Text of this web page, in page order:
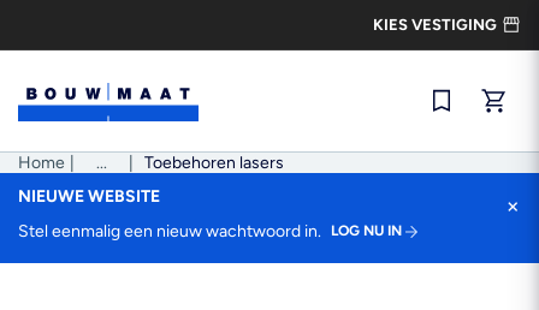
inhoud
KIES VESTIGING
Snel
Home ...
Pad
Toebehoren lasers
NIEUWE WEBSITE
Stel eenmalig een nieuw wachtwoord in.
LOG NU IN
×